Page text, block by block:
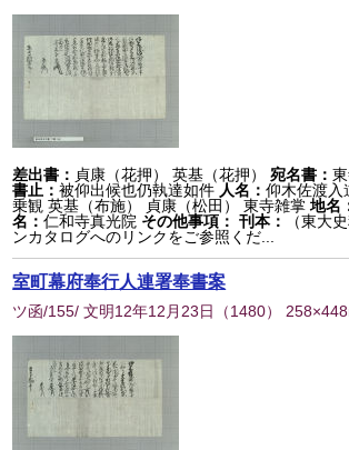
差出書： 貞康（花押） 英基（花押） 宛名書：
書止：被仰出候也仍執達如件 人名：仰木佐渡入
乗観 英基（布施） 貞康（松田） 東寺雑掌 地名
名：仁和寺真光院 その他事項： 刊本：
（東大
ンカタログへのリンクをご参照くだ...
室町幕府奉行人連署奉書案
ツ函/155/ 文明12年12月23日 （1480）